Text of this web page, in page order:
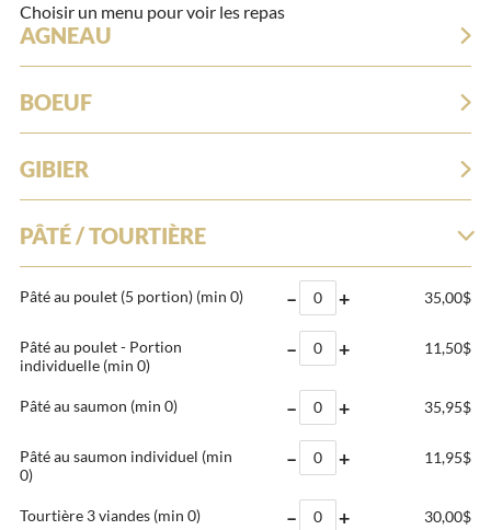
Choisir un menu pour voir les repas
AGNEAU
BOEUF
GIBIER
PÂTÉ / TOURTIÈRE
Pâté au poulet (5 portion) (min 0) – + 35,00$
Pâté au poulet - Portion
individuelle (min 0)
– + 11,50$
Pâté au saumon (min 0) – + 35,95$
Pâté au saumon individuel (min
0)
– + 11,95$
Tourtière 3 viandes (min 0) – + 30,00$